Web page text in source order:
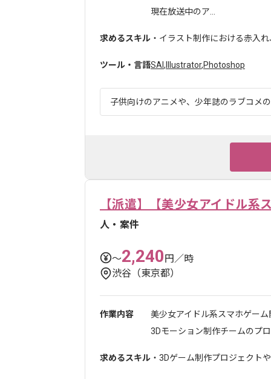
現在放送中のア...
求めるスキル ・イラスト制作における赤入
ツール・言語SAI , Illustrator,Photoshop
子供向けのアニメや、少年誌のラブコメ
【派遣】【美少女アイドル系
人・案件
〜2,240円／時
渋谷（東京都）
作業内容
美少女アイドル系スマホゲー
3Dモーション制作チームのプ
求めるスキル ・3Dゲーム制作プロジェクト